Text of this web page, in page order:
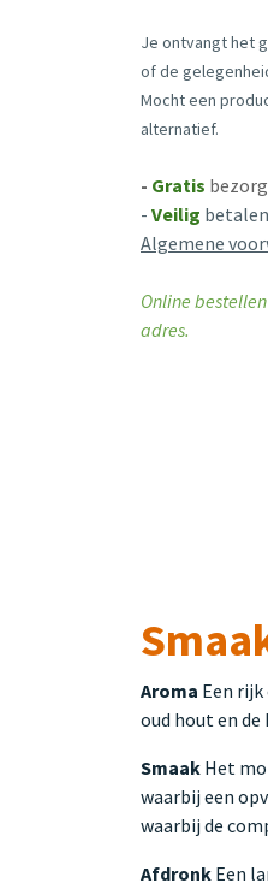
Je ontvangt het
of de
Mocht een
alternatief.
- Gratis
- Veilig betalen
Algemene
Online
adres.
Aroma Een
oud hout en
Smaak Het
waarbij een
waarbij de
Afdronk Een